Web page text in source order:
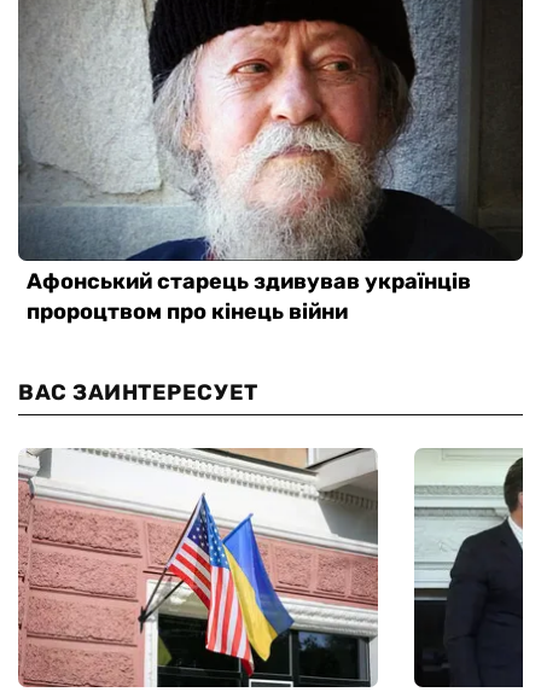
ВАС ЗАИНТЕРЕСУЕТ